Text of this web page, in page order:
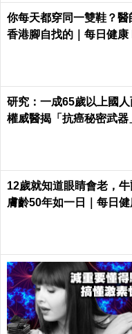
h
你每天都穿同一雙鞋？醫
香港腳自找的｜每日健康
研究：一成65歲以上國人
權威醫揭「抗癌秘密武器
12歲就知道眼睛會老，牛
膚齡50年如一日｜每日